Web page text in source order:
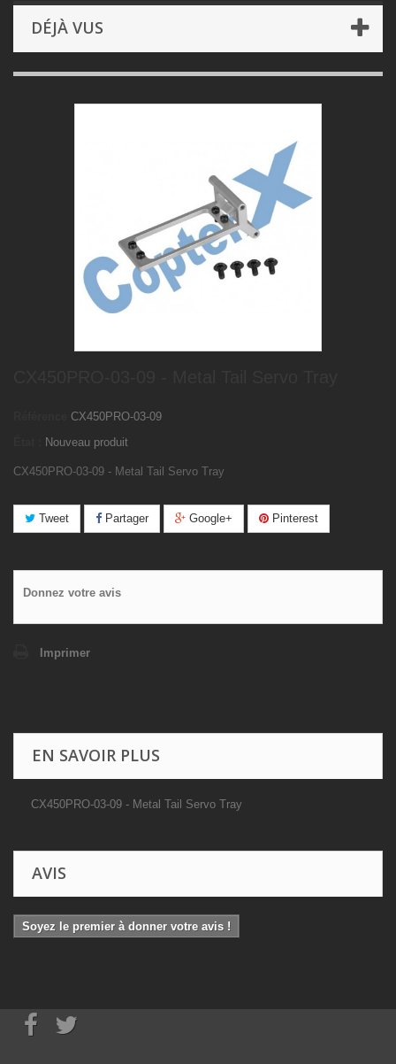
DÉJÀ VUS
CX450PRO-03-09
Nouveau produit
CX450PRO-03-09 - Metal Tail Servo Tray
Tweet Partager Google+ Pinterest
Donnez votre avis
Imprimer
EN SAVOIR PLUS
CX450PRO-03-09 - Metal Tail Servo Tray
AVIS
Soyez le premier à donner votre avis !